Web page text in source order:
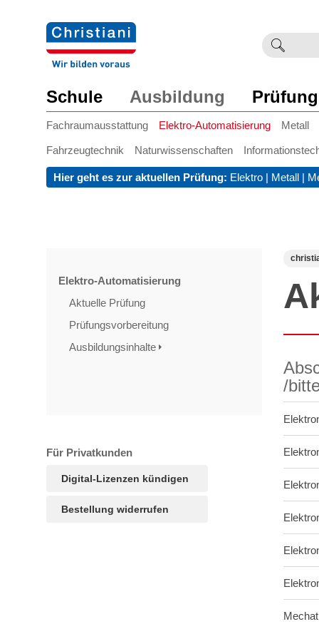
Schule Ausbildung
Fachraumausstattung Elektro-Automatisierung Metall
Fahrzeugtechnik Naturwissenschaften
Hier geht es zur aktuellen Prüfung: Elektro | Metall |
Elektro-Automatisierung
Aktuelle Prüfung
Prüfungsvorbereitung
Ausbildungsinhalte
Für Privatkunden
Digital-Lizenzen kündigen
Bestellung widerrufen
/